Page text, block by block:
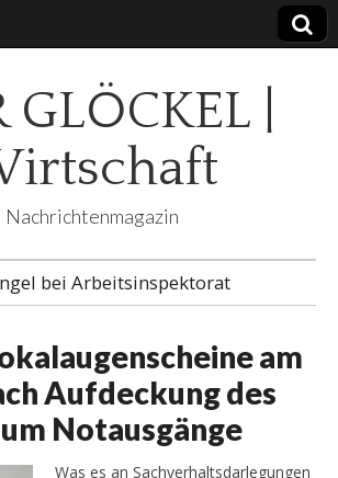
GLÖCKEL |
Nachrichtenmagazin
bei Arbeitsinspektorat
am
Aufdeckung des
Notausgänge
Was es an Sachverhaltsdarlegungen